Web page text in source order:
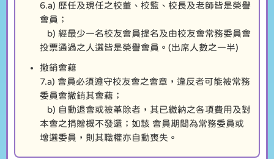
6.a) 歷任及現任之校董、校監、校長及老師皆是榮譽
會員；
b) 經最少一名校友會員提名及由校友會常務委員會
投票通過之人選皆是榮譽會員。(出席人數之一半)
撤銷會藉
7.a) 會員必須遵守校友會之會章，違反者可能被常務
委員會撤銷其會藉；
b) 自動退會或被革除者，其已繳納之各項費用及對
本會之捐贈概不發還；如該 會員期間為常務委員或
增選委員，則其職權亦自動喪失。